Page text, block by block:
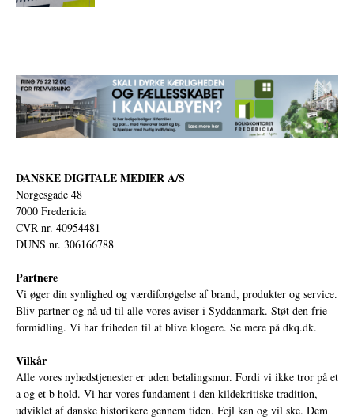
DANSKE DIGITALE MEDIER A/S
Norgesgade 48
7000 Fredericia
CVR nr. 40954481
DUNS nr. 306166788
Partnere
Vi øger din synlighed og værdiforøgelse af brand, produkter og service.
Bliv partner og nå ud til alle vores aviser i Syddanmark. Støt den frie
formidling. Vi har friheden til at blive klogere. Se mere på dkq.dk.
Vilkår
Alle vores nyhedstjenester er uden betalingsmur. Fordi vi ikke tror på et
a og et b hold. Vi har vores fundament i den kildekritiske tradition,
udviklet af danske historikere gennem tiden. Fejl kan og vil ske. Dem